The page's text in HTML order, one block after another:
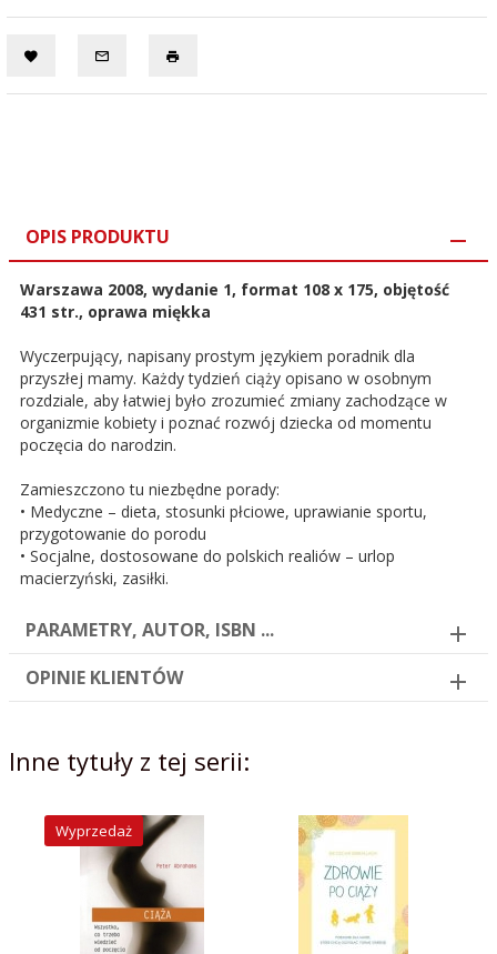
OPIS PRODUKTU
Warszawa 2008, wydanie 1, format 108 x 175, objętość
431 str., oprawa miękka
Wyczerpujący, napisany prostym językiem poradnik dla
przyszłej mamy. Każdy tydzień ciąży opisano w osobnym
rozdziale, aby łatwiej było zrozumieć zmiany zachodzące w
organizmie kobiety i poznać rozwój dziecka od momentu
poczęcia do narodzin.
Zamieszczono tu niezbędne porady:
• Medyczne – dieta, stosunki płciowe, uprawianie sportu,
przygotowanie do porodu
• Socjalne, dostosowane do polskich realiów – urlop
macierzyński, zasiłki.
PARAMETRY, AUTOR, ISBN ...
OPINIE KLIENTÓW
Inne tytuły z tej serii:
Wyprzedaż